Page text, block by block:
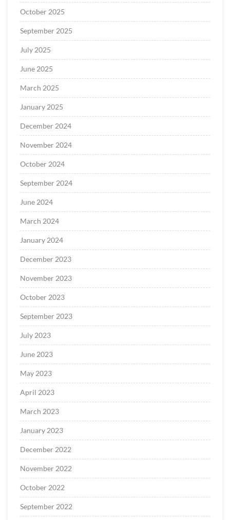
October 2025
September 2025
July 2025
June 2025
March 2025
January 2025
December 2024
November 2024
October 2024
September 2024
June 2024
March 2024
January 2024
December 2023
November 2023
October 2023
September 2023
July 2023
June 2023
May 2023
April 2023
March 2023
January 2023
December 2022
November 2022
October 2022
September 2022